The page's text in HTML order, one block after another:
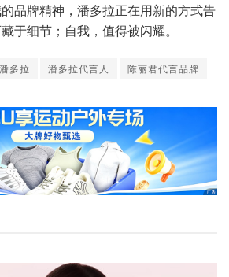
品牌精神，潘多拉正在用新的方式告
于细节；自我，值得被闪耀。
潘多拉 潘多拉代言人 陈丽君代言品牌